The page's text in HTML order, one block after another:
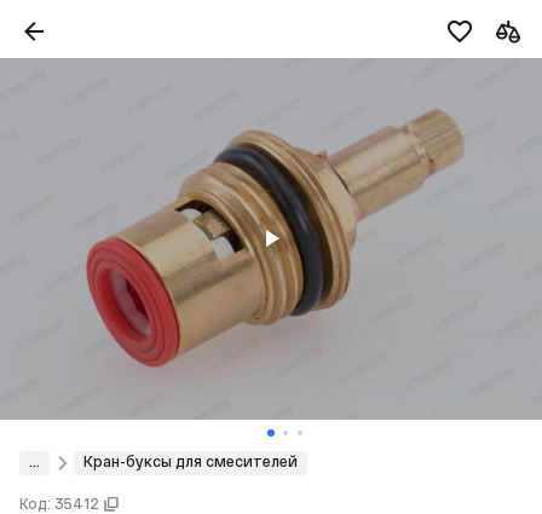
Кран-буксы для смесителей
Код: 35412